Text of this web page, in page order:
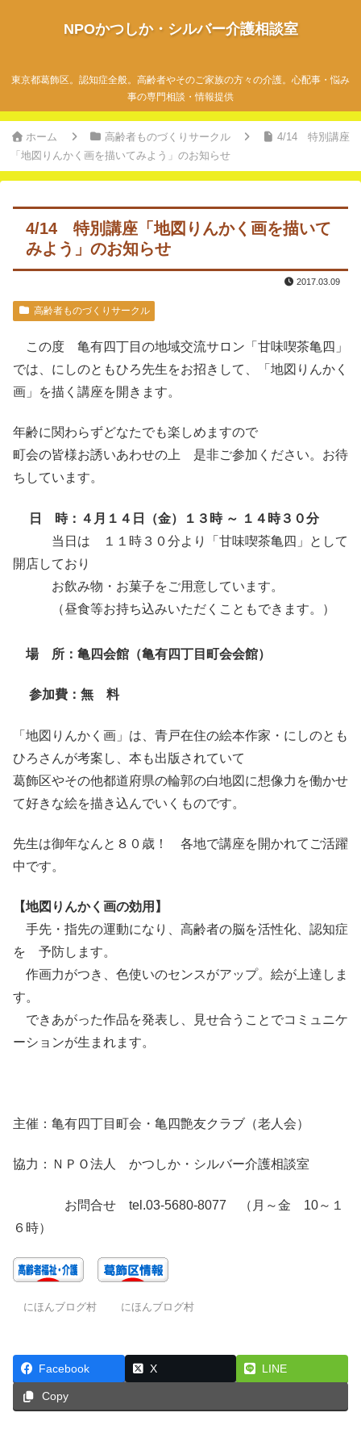
NPOかつしか・シルバー介護相談室
東京都葛飾区。認知症全般。高齢者やそのご家族の方々の介護。心配事・悩み
事の専門相談・情報提供
ホーム 高齢者ものづくりサークル
4/14 特別講座
「地図りんかく画を描いてみよう」のお知らせ
4/14 特別講座「地図りんかく画を描いて
みよう」のお知らせ
2017.03.09
高齢者ものづくりサークル
この度 亀有四丁目の地域交流サロン「甘味喫茶亀四」
では、にしのともひろ先生をお招きして、「地図りんかく
画」を描く講座を開きます。
年齢に関わらずどなたでも楽しめますので
町会の皆様お誘いあわせの上 是非ご参加ください。お待
ちしています。
日 時：４月１４日（金）１３時 ～ １４時３０分
当日は １１時３０分より「甘味喫茶亀四」として
開店しており
お飲み物・お菓子をご用意しています。
（昼食等お持ち込みいただくこともできます。）
場 所：亀四会館（亀有四丁目町会会館）
参加費：無 料
「地図りんかく画」は、青戸在住の絵本作家・にしのとも
ひろさんが考案し、本も出版されていて
葛飾区やその他都道府県の輪郭の白地図に想像力を働かせ
て好きな絵を描き込んでいくものです。
先生は御年なんと８０歳！ 各地で講座を開かれてご活躍
中です。
【地図りんかく画の効用】
手先・指先の運動になり、高齢者の脳を活性化、認知症
を 予防します。
作画力がつき、色使いのセンスがアップ。絵が上達しま
す。
できあがった作品を発表し、見せ合うことでコミュニケ
ーションが生まれます。
主催：亀有四丁目町会・亀四艶友クラブ（老人会）
協力：ＮＰＯ法人 かつしか・シルバー介護相談室
お問合せ tel.03-5680-8077 （月～金 10～１
６時）
にほんブログ村 にほんブログ村
Facebook X LINE
Copy